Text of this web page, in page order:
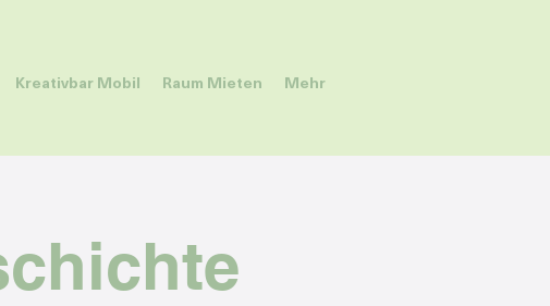
Kreativbar Mobil Raum Mieten Mehr